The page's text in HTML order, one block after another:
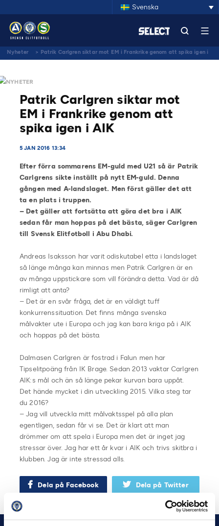
Svenska
Nyheter > Patrik Carlgren siktar mot EM i Frankrike genom att spika igen i
NYHETER
Patrik Carlgren siktar mot
EM i Frankrike genom att
spika igen i AIK
5 JAN 2016 13:34
Efter förra sommarens EM-guld med U21 så är Patrik
Carlgrens sikte inställt på nytt EM-guld. Denna
gången med A-landslaget. Men först gäller det att
ta en plats i truppen.
– Det gäller att fortsätta att göra det bra i AIK
sedan får man hoppas på det bästa, säger Carlgren
till Svensk Elitfotboll i Abu Dhabi.
Andreas Isaksson har varit odiskutabel etta i landslaget
så länge många kan minnas men Patrik Carlgren är en
av många uppstickare som vill förändra detta. Vad är då
rimligt att anta?
– Det är en svår fråga, det är en väldigt tuff
konkurrenssituation. Det finns många svenska
målvakter ute i Europa och jag kan bara kriga på i AIK
och hoppas på det bästa.
Dalmasen Carlgren är fostrad i Falun men har
Tipselitpoäng från IK Brage. Sedan 2013 vaktar Carlgren
AIK:s mål och än så länge pekar kurvan bara uppåt.
Det hände mycket i din utveckling 2015. Vilka steg tar
du 2016?
– Jag vill utveckla mitt målvaktsspel på alla plan
egentligen, sedan får vi se. Det är klart att man
drömmer om att spela i Europa men det är inget jag
stressar över. Jag har ett år kvar i AIK och trivs skitbra i
klubben. Jag är inte stressad alls.
Dela på Facebook Dela på Twitter